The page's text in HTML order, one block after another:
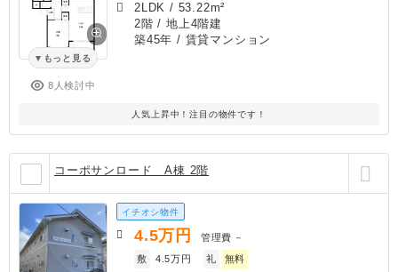
もっと見る
8人検討中
2LDK / 53.22m²
2階 / 地上4階建
築45年 / 賃貸マンション
人気上昇中！注目の物件です！
コーポサンロード A棟 2階
イチオシ物件
4.5万円 管理費 －
敷
4.5万円 礼 無料